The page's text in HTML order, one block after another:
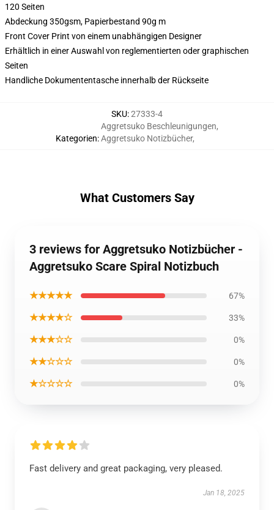
120 Seiten
Abdeckung 350gsm, Papierbestand 90g m
Front Cover Print von einem unabhängigen Designer
Erhältlich in einer Auswahl von reglementierten oder graphischen
Seiten
Handliche Dokumententasche innerhalb der Rückseite
SKU:27333-4
Kategorien:
Aggretsuko Beschleunigungen,
Aggretsuko Notizbücher,
What Customers Say
3 reviews for Aggretsuko Notizbücher -
Aggretsuko Scare Spiral Notizbuch
★★★★★ 67%
★★★★☆ 33%
★★★☆☆ 0%
★★☆☆☆ 0%
★☆☆☆☆ 0%
Fast delivery and great packaging, very pleased.
Jan 18, 2025